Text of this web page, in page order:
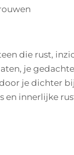
die rust,
je
je dichter
en innerlijke